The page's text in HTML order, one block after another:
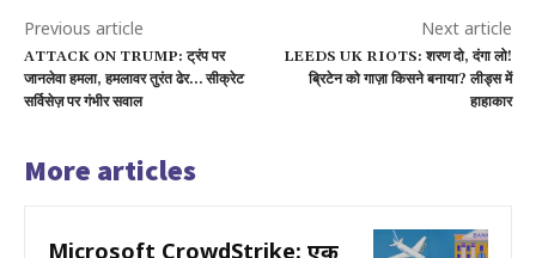
Previous article
ATTACK ON TRUMP: ट्रंप पर
जानलेवा हमला, हमलावर तुरंत ढेर… सीक्रेट
सर्विसेज़ पर गंभीर सवाल
Next article
LEEDS UK RIOTS: शरण दो, दंगा लो!
ब्रिटेन को गाज़ा किसने बनाया? लीड्स में
हाहाकार
More articles
Microsoft CrowdStrike: एक